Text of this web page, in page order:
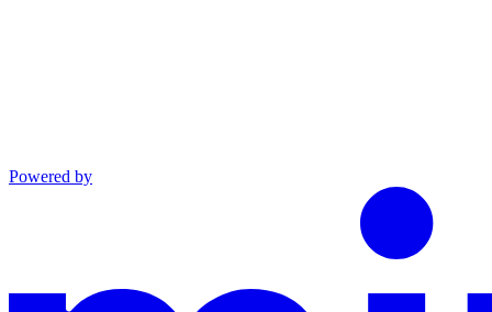
Powered by